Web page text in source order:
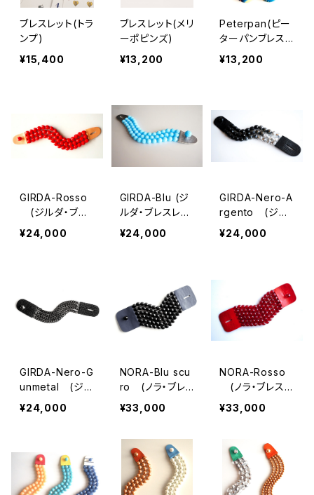
ブレスレット(トラ
ンプ)
¥15,400
ブレスレット(メリ
ーポピンズ)
¥13,200
Peterpan(ピー
ターパンブレスレ
ット）
¥13,200
GIRDA-Rosso
(ジルダ・ブレ
スレット）
¥24,000
GIRDA-Blu (ジ
ルダ・ブレスレッ
ト）
¥24,000
GIRDA-Nero-A
rgento (ジル
ダ・ブレスレット）
¥24,000
GIRDA-Nero-G
unmetal (ジル
ダ・ブレスレット）
¥24,000
NORA-Blu scu
ro (ノラ・ブレ
スレット）
¥33,000
NORA-Rosso
(ノラ・ブレスレ
ット）
¥33,000